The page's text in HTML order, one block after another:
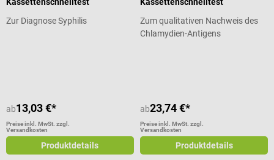
Zur Diagnose Syphilis
ab13,03 €*
Preise inkl. MwSt. zzgl.
Versandkosten
Produktdetails
Zum qualitativen Nachweis des
Chlamydien-Antigens
ab23,74 €*
Preise inkl. MwSt. zzgl.
Versandkosten
Produktdetails